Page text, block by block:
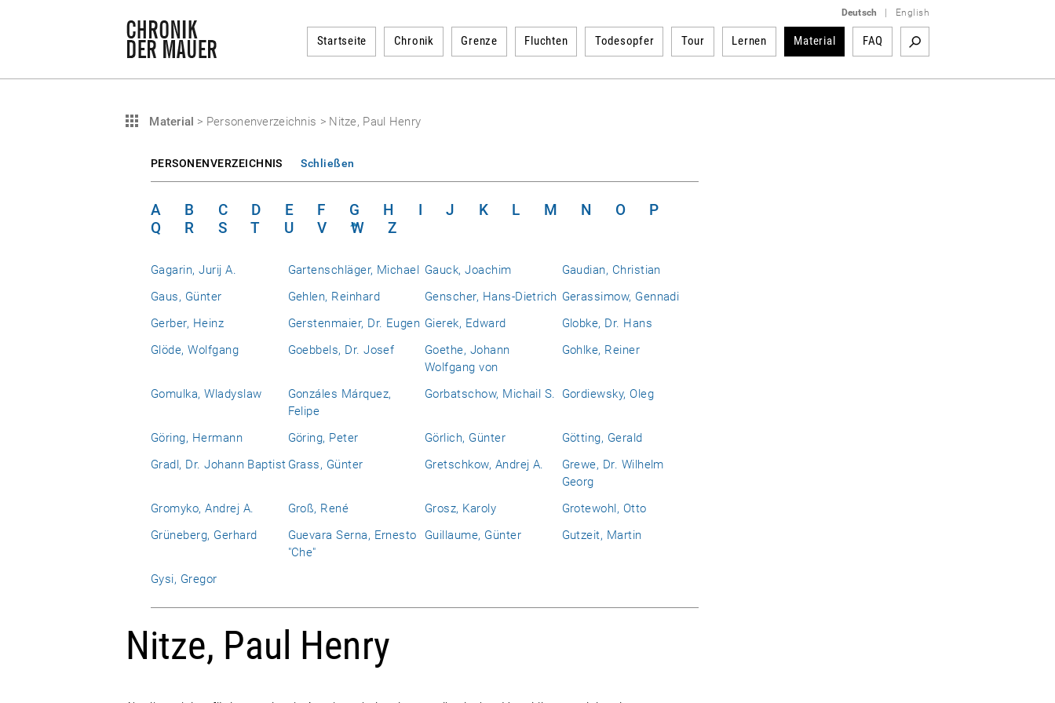
Deutsch English
Startseite Chronik Grenze Fluchten Todesopfer Tour Lernen Material FAQ
Material > Personenverzeichnis > Nitze, Paul Henry
PERSONENVERZEICHNIS Schließen
A B C D E F G H I J K L M N O
P
Q
R S T U V W Z
Gagarin, Jurij A. Gartenschläger, Michael Gauck, Joachim
Gaudian, Christian
Gaus, Günter
Gehlen, Reinhard Genscher, Hans-Dietrich Gerassimow, Gennadi
Gerber, Heinz
Gerstenmaier, Dr. Eugen Gierek, Edward
Globke, Dr. Hans
Glöde, Wolfgang
Goebbels, Dr. Josef
Goethe, Johann
Wolfgang von
Gohlke, Reiner
Gomulka, Wladyslaw
Gonzáles Márquez,
Felipe
Gorbatschow, Michail S. Gordiewsky, Oleg
Göring, Hermann Göring, Peter Görlich, Günter
Götting, Gerald
Gradl, Dr. Johann Baptist Grass, Günter Gretschkow, Andrej A.
Grewe, Dr. Wilhelm
Georg
Gromyko, Andrej A.
Groß, René Grosz, Karoly
Grotewohl, Otto
Grüneberg, Gerhard
Guevara Serna, Ernesto
"Che"
Guillaume, Günter Gutzeit, Martin
Gysi, Gregor
Nitze, Paul Henry